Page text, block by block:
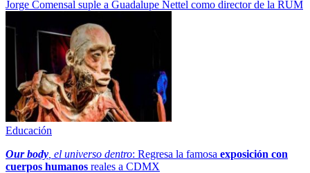
Jorge Comensal suple a Guadalupe Nettel como director de la RUM
Educación
Our body , el universo dentro: Regresa la famosa exposición con
cuerpos humanos reales a CDMX